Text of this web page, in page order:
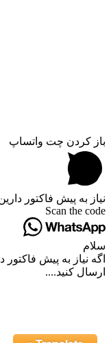
باز کردن چت واتساپ
نیاز به پیش فاکتور
Scan the code
سلام
اگه نیاز به پیش فاکتور
ارسال کنید....